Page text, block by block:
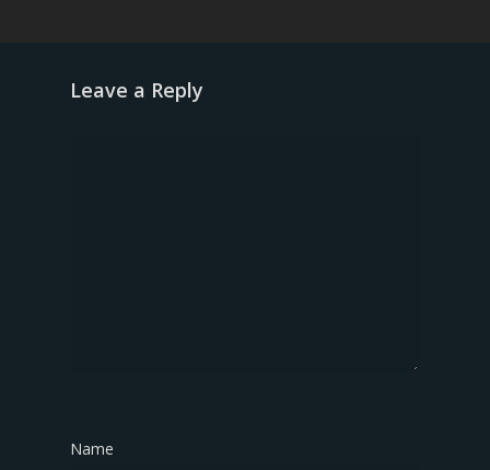
Leave a Reply
Name